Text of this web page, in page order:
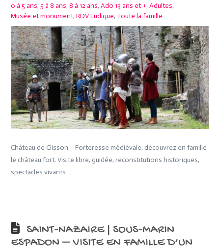
0 à 5 ans,5 à 8 ans,8 à 12 ans,Ado 13 ans et +,Adultes,
Musée et monument,RDV Ludique, Toute la famille
Château de Clisson – Forteresse médiévale, découvrez en famille
le château fort. Visite libre, guidée, reconstitutions historiques,
spectacles vivants …
SAINT-NAZAIRE | SOUS-MARIN
ESPADON – VISITE EN FAMILLE D’UN